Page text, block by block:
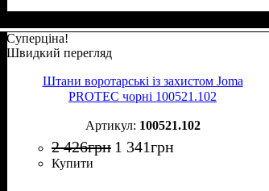
Суперціна!
Швидкий перегляд
Штани воротарські із захистом Joma
PROTEC чорні 100521.102
100521.102
2 426грн 1 341грн
Купити